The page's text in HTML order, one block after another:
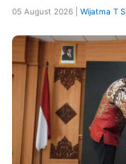
05 August 2026 | Wijatma T S